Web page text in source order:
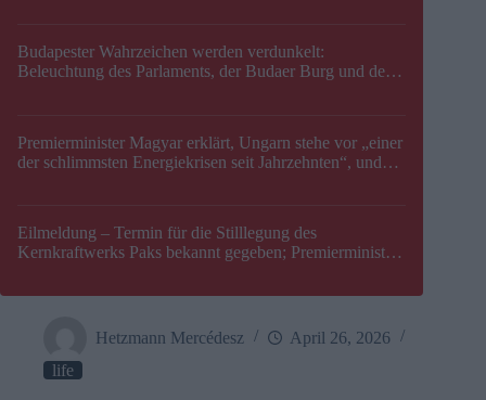
Budapester Wahrzeichen werden verdunkelt:
Beleuchtung des Parlaments, der Budaer Burg und der
Premierminister Magyar erklärt, Ungarn stehe vor „einer
der schlimmsten Energiekrisen seit Jahrzehnten“, und
Eilmeldung – Termin für die Stilllegung des
Kernkraftwerks Paks bekannt gegeben; Premierminister
Hetzmann Mercédesz
April 26, 2026
life